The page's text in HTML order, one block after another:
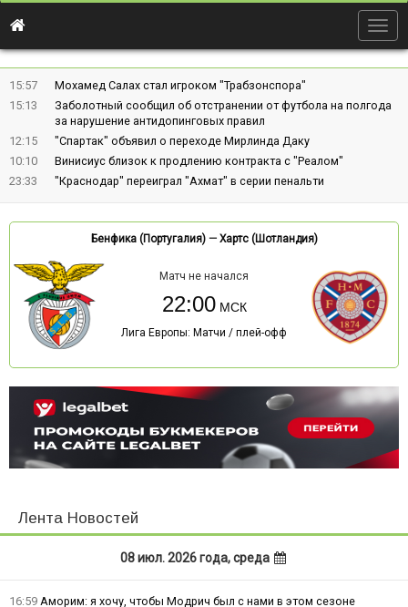
15:57
Мохамед Салах стал игроком "Трабзонспора"
15:13
Заболотный сообщил об отстранении от футбола на полгода
за нарушение антидопинговых правил
12:15
"Спартак" объявил о переходе Мирлинда Даку
10:10
Винисиус близок к продлению контракта с "Реалом"
23:33
"Краснодар" переиграл "Ахмат" в серии пенальти
Бенфика (Португалия)— Хартс (Шотландия)
Матч не начался
22:00
Лига Европы: Матчи / плей-офф
Лента Новостей
08 июл. 2026 года, среда
16:59 Аморим: я хочу, чтобы Модрич был с нами в этом сезоне